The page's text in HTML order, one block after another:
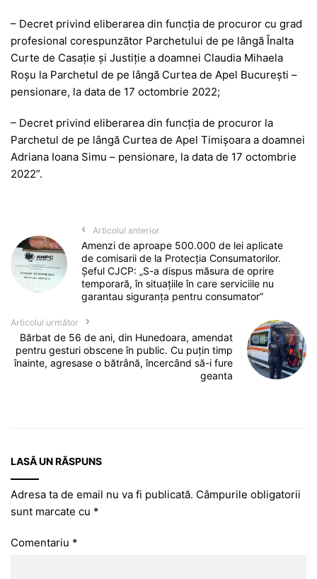
– Decret privind eliberarea din funcţia de procuror cu grad
profesional corespunzător Parchetului de pe lângă Înalta
Curte de Casaţie şi Justiţie a doamnei Claudia Mihaela
Roşu la Parchetul de pe lângă Curtea de Apel Bucureşti –
pensionare, la data de 17 octombrie 2022;
– Decret privind eliberarea din funcţia de procuror la
Parchetul de pe lângă Curtea de Apel Timişoara a doamnei
Adriana Ioana Simu – pensionare, la data de 17 octombrie
2022”.
Articolul anterior
Amenzi de aproape 500.000 de lei aplicate
de comisarii de la Protecția Consumatorilor.
Șeful CJCP: „S-a dispus măsura de oprire
temporară, în situațiile în care serviciile nu
garantau siguranța pentru consumator”
Articolul următor
Bărbat de 56 de ani, din Hunedoara, amendat
pentru gesturi obscene în public. Cu puţin timp
înainte, agresase o bătrână, încercând să-i fure
geanta
LASĂ UN RĂSPUNS
Adresa ta de email nu va fi publicată. Câmpurile obligatorii
sunt marcate cu *
Comentariu *